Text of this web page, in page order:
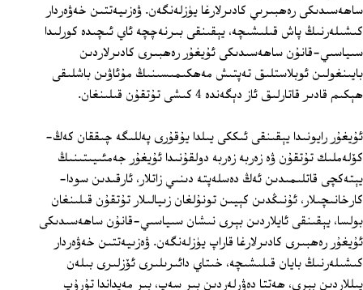
ساھەسىدىكى رەھبىرىي كادىرلارغا يۈزلەنگەن. ۋەزىيەتتىن خەۋەردار
كىشىلەرنىڭ پاش قىلىشىچە، يېقىنقى بىرنەچچە ئاي ئىچىدە كورلىدا
سىياسىي-قانۇن ساھەسىدىكى ئۇيغۇر رەھبىرى كادىرلاردىن
بايىنغولىن ئوبلاستلىق تەپتىش مەھكىمىسىنىڭ مۇئاۋىن باشلىقى
ھېكىم قادىر قاتارلىق ئاز دېگەندە 4 كىشى تۇتقۇن قىلىنغان.
ئۇيغۇر رايونىدا يېقىنقى ئىككى يىلدا يۇقۇرى پەللىگە چىققان كەڭ-
كۆلەملىك تۇتقۇن ۋە زەربە زەربە دولقۇنىدا ئۇيغۇر جەمئىيىتىنىڭ
يېتەكچى قاتلىمىدىن ئەڭ دەسلەپتە دىنىي زاتلار، ئارقىدىن سودا-
كارخانىچىلار، ئۇنىڭدىن كېيىن تونۇلغان زىيالىلار تۇتقۇن قىلىنغان
بولسا، يېقىنقى ئايلاردىن بېرى نىشان سىياسىي-قانۇن ساھەسىدىكى
ئۇيغۇر رەھبىرى كادىرلارغا قاراپ يۈزلەنگەن. ۋەزىيەتتىن خەۋەردار
كىشىلەرنىڭ بايان قىلىشىچە، خىتاي دائىرىلىرى ئۆزلىرى بىلەن
يىللاردىن بېرى، ھەتتا دەۋرلەردىن بىر سەپ، بىر مەيداندا تۇرۇپ